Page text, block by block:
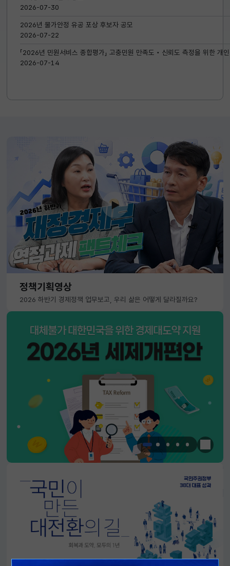
2026-07-30
2026년 물가안정 유공 포상 후보자 공모
2026-07-22
「2026년 민원서비스 종합평가」 고충민원 만족도‧신뢰도 측정을 위한 개
2026-07-14
정책기획영상
2026 하반기 경제정책 업무보고, 우리 삶은 어떻게 달라질까요?
한눈에